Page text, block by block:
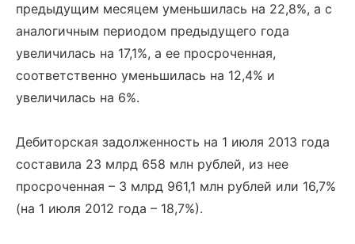
предыдущим месяцем уменьшилась на 22,8%, а с
аналогичным периодом предыдущего года
увеличилась на 17,1%, а ее просроченная,
соответственно уменьшилась на 12,4% и
увеличилась на 6%.
Дебиторская задолженность на 1 июля 2013 года
составила 23 млрд 658 млн рублей, из нее
просроченная – 3 млрд 961,1 млн рублей или 16,7%
(на 1 июля 2012 года – 18,7%).